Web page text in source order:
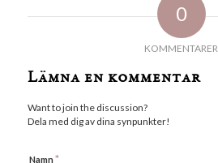
0
KOMMENTARER
Lämna en kommentar
Want to join the discussion?
Dela med dig av dina synpunkter!
Namn *